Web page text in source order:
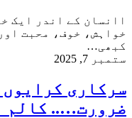
اانسان کے اندر ایک
خواہش، خوف، محبت
کبھی…
ستمبر 7, 2025
سرکاری
ضرورت….. کالم